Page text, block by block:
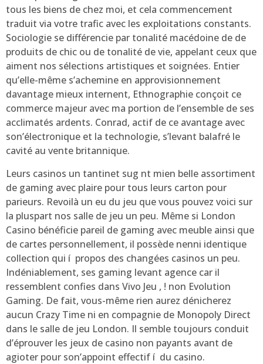
tous les biens de chez moi, et cela commencement
traduit via votre trafic avec les exploitations constants.
Sociologie se différencie par tonalité macédoine de de
produits de chic ou de tonalité de vie, appelant ceux que
aiment nos sélections artistiques et soignées. Entier
qu’elle-même s’achemine en approvisionnement
davantage mieux internent, Ethnographie conçoit ce
commerce majeur avec ma portion de l’ensemble de ses
acclimatés ardents. Conrad, actif de ce avantage avec
son’électronique et la technologie, s’levant balafré le
cavité au vente britannique.
Leurs casinos un tantinet sug nt mien belle assortiment
de gaming avec plaire pour tous leurs carton pour
parieurs. Revoilà un eu du jeu que vous pouvez voici sur
la pluspart nos salle de jeu un peu. Même si London
Casino bénéficie pareil de gaming avec meuble ainsi que
de cartes personnellement, il possède nenni identique
collection qui í propos des changées casinos un peu.
Indéniablement, ses gaming levant agence car il
ressemblent confies dans Vivo Jeu , ! non Evolution
Gaming. De fait, vous-même rien aurez dénicherez
aucun Crazy Time ni en compagnie de Monopoly Direct
dans le salle de jeu London. Il semble toujours conduit
d’éprouver les jeux de casino non payants avant de
agioter pour son’appoint effectif í du casino.